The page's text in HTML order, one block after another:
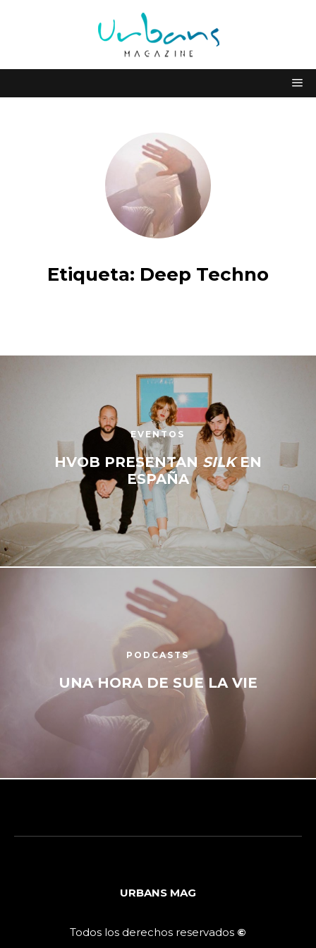
Etiqueta: Deep Techno
EVENTOS
HVOB PRESENTANSILKEN
ESPAÑA
PODCASTS
UNA HORA DE SUE LA VIE
URBANS MAG
Todos los derechos reservados ©